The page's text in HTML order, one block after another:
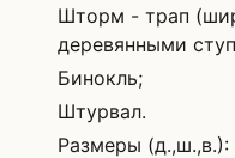
Шторм - трап
деревянными
Бинокль;
Штурвал.
Размеры (д.,ш.,в.):